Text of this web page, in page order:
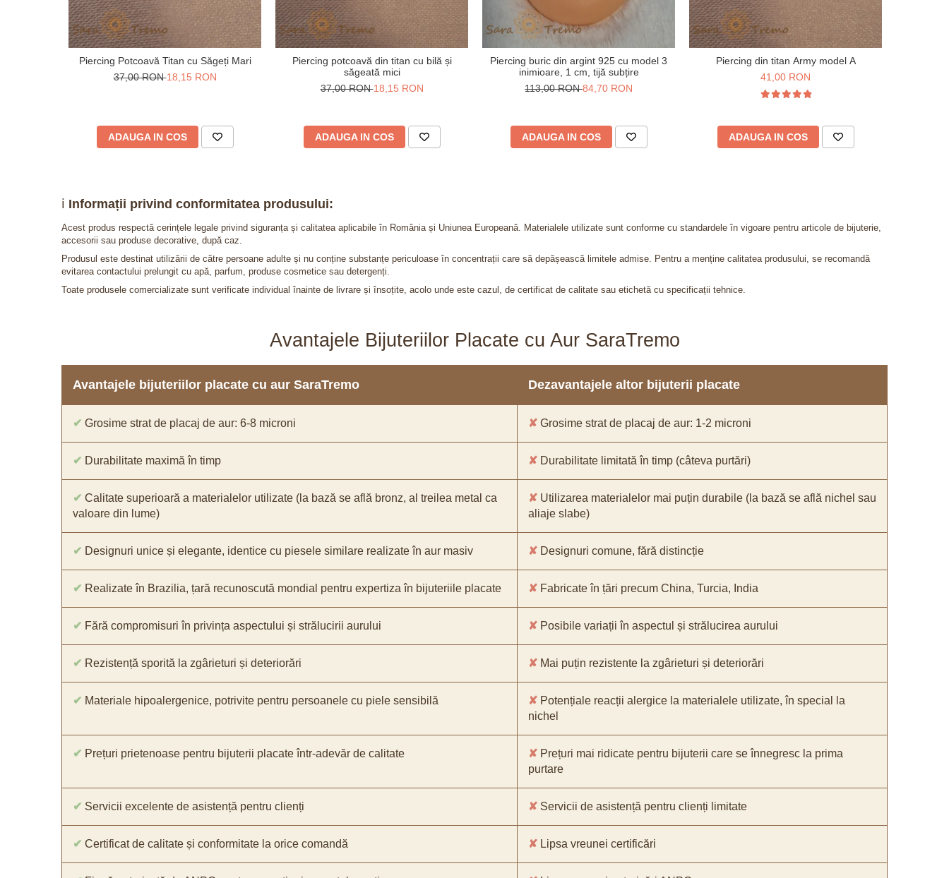
Piercing Potcoavă Titan cu Săgeți Mari
37,00 RON18,15 RON
ADAUGA IN COS
Piercing potcoavă din titan cu bilă și
săgeată mici
37,00 RON18,15 RON
ADAUGA IN COS
Piercing buric din argint 925 cu model 3
inimioare, 1 cm, tijă subțire
113,00 RON84,70 RON
ADAUGA IN COS
Piercing din titan Army model A
41,00 RON
ADAUGA IN COS
ℹ️ Informații privind conformitatea produsului:
Acest produs respectă cerințele legale privind siguranța și calitatea aplicabile în România și Uniunea Europeană. Materialele utilizate sunt conforme cu standardele în vigoare pentru articole de bijuterie,
accesorii sau produse decorative, după caz.
Produsul este destinat utilizării de către persoane adulte și nu conține substanțe periculoase în concentrații care să depășească limitele admise. Pentru a menține calitatea produsului, se recomandă
evitarea contactului prelungit cu apă, parfum, produse cosmetice sau detergenți.
Toate produsele comercializate sunt verificate individual înainte de livrare și însoțite, acolo unde este cazul, de certificat de calitate sau etichetă cu specificații tehnice.
Avantajele Bijuteriilor Placate cu Aur SaraTremo
Avantajele bijuteriilor placate cu aur SaraTremo Dezavantajele altor bijuterii placate
✔ Grosime strat de placaj de aur: 6-8 microni ✘ Grosime strat de placaj de aur: 1-2 microni
✔ Durabilitate maximă în timp ✘ Durabilitate limitată în timp (câteva purtări)
✔ Calitate superioară a materialelor utilizate (la bază se află bronz, al treilea metal ca
valoare din lume)
✘ Utilizarea materialelor mai puțin durabile (la bază se află nichel sau
aliaje slabe)
✔ Designuri unice și elegante, identice cu piesele similare realizate în aur masiv ✘ Designuri comune, fără distincție
✔ Realizate în Brazilia, țară recunoscută mondial pentru expertiza în bijuteriile placate ✘ Fabricate în țări precum China, Turcia, India
✔ Fără compromisuri în privința aspectului și strălucirii aurului ✘ Posibile variații în aspectul și strălucirea aurului
✔ Rezistență sporită la zgârieturi și deteriorări ✘ Mai puțin rezistente la zgârieturi și deteriorări
✔ Materiale hipoalergenice, potrivite pentru persoanele cu piele sensibilă ✘ Potențiale reacții alergice la materialele utilizate, în special la
nichel
✔ Prețuri prietenoase pentru bijuterii placate într-adevăr de calitate ✘ Prețuri mai ridicate pentru bijuterii care se înnegresc la prima
purtare
✔ Servicii excelente de asistență pentru clienți ✘ Servicii de asistență pentru clienți limitate
✔ Certificat de calitate și conformitate la orice comandă ✘ Lipsa vreunei certificări